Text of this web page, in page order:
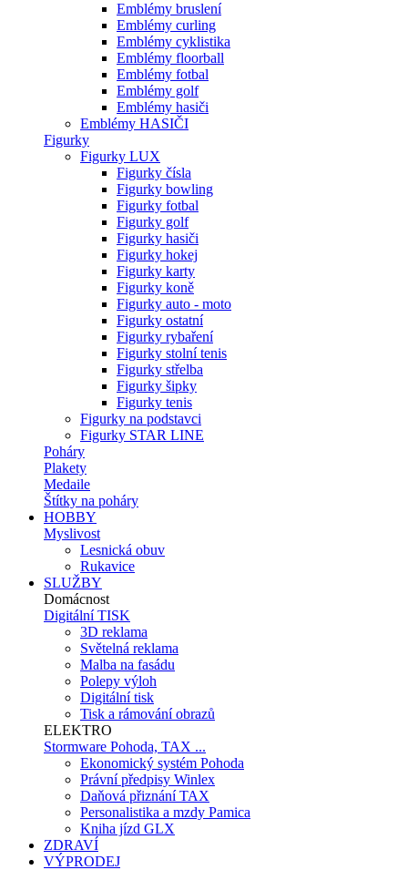
Emblémy bruslení
Emblémy curling
Emblémy cyklistika
Emblémy floorball
Emblémy fotbal
Emblémy golf
Emblémy hasiči
Emblémy HASIČI
Figurky
Figurky LUX
Figurky čísla
Figurky bowling
Figurky fotbal
Figurky golf
Figurky hasiči
Figurky hokej
Figurky karty
Figurky koně
Figurky auto - moto
Figurky ostatní
Figurky rybaření
Figurky stolní tenis
Figurky střelba
Figurky šipky
Figurky tenis
Figurky na podstavci
Figurky STAR LINE
Poháry
Plakety
Medaile
Štítky na poháry
HOBBY
Myslivost
Lesnická obuv
Rukavice
SLUŽBY
Domácnost
Digitální TISK
3D reklama
Světelná reklama
Malba na fasádu
Polepy výloh
Digitální tisk
Tisk a rámování obrazů
ELEKTRO
Stormware Pohoda, TAX ...
Ekonomický systém Pohoda
Právní předpisy Winlex
Daňová přiznání TAX
Personalistika a mzdy Pamica
Kniha jízd GLX
ZDRAVÍ
VÝPRODEJ